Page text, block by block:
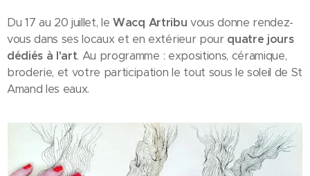
Du 17 au 20 juillet, leWacq Artribu vous donne rendez-
vous dans ses locaux et en extérieur pour quatre jours
dédiés à l'art. Au programme : expositions, céramique,
broderie, et votre participation le tout sous le soleil de St
Amand les eaux.